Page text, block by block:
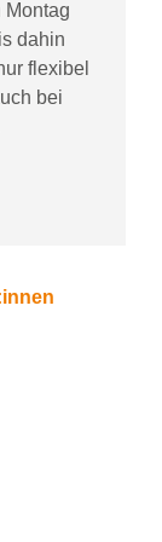
dahin
flexibel
bei